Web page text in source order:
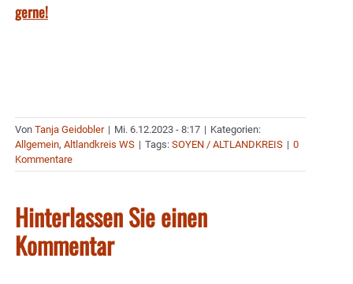
gerne!
Von Tanja Geidobler | Mi. 6.12.2023 - 8:17 | Kategorien:
Allgemein, Altlandkreis WS | Tags: SOYEN / ALTLANDKREIS | 0
Kommentare
Hinterlassen Sie einen
Kommentar